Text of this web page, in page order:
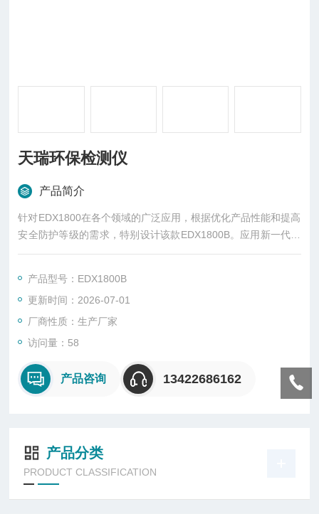
天瑞环保检测仪
产品简介
针对EDX1800在各个领域的广泛应用，根据优化产品性能和提高
安全防护等级的需求，特别设计该款EDX1800B。应用新一代的
高压电源和X光管，提高产品的可靠性；利用新X光管的大功率提
产品型号：EDX1800B
更新时间：2026-07-01
厂商性质：生产厂家
访问量：58
产品咨询 13422686162
产品分类
PRODUCT CLASSIFICATION